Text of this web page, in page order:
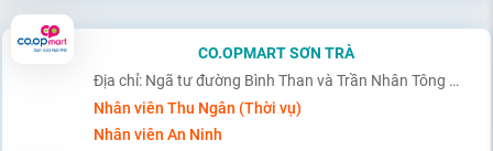
CO.OPMART SƠN TRÀ
Địa chỉ: Ngã tư đường Bình Than và Trần Nhân Tông – Sơn Trà - Đà Nẵng
Nhân viên Thu Ngân (Thời vụ)
Nhân viên An Ninh